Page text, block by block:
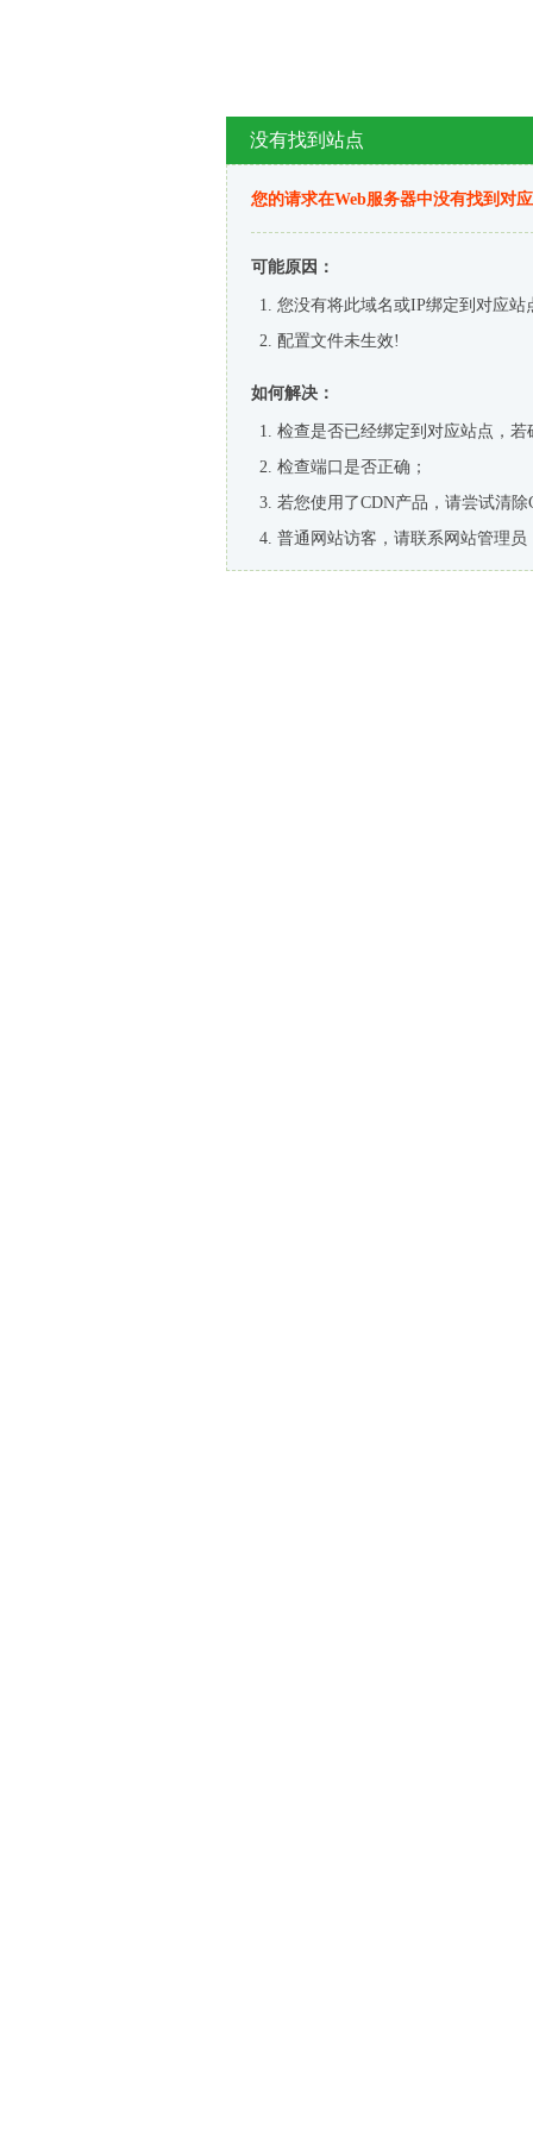
没有找到站点
您的请求在Web服务器中没有找到对
可能原因：
您没有将此域名或IP绑定到对应站
配置文件未生效!
如何解决：
检查是否已经绑定到对应站点，
检查端口是否正确；
若您使用了CDN产品，请尝试清除
普通网站访客，请联系网站管理员